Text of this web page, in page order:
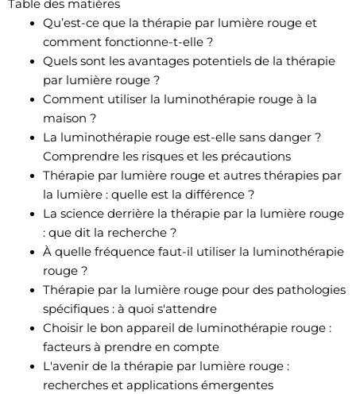
Table des matières
Qu’est-ce que la thérapie par lumière rouge et
comment fonctionne-t-elle ?
Quels sont les avantages potentiels de la thérapie
par lumière rouge ?
Comment utiliser la luminothérapie rouge à la
maison ?
La luminothérapie rouge est-elle sans danger ?
Comprendre les risques et les précautions
Thérapie par lumière rouge et autres thérapies par
la lumière : quelle est la différence ?
La science derrière la thérapie par la lumière rouge
: que dit la recherche ?
À quelle fréquence faut-il utiliser la luminothérapie
rouge ?
Thérapie par la lumière rouge pour des pathologies
spécifiques : à quoi s'attendre
Choisir le bon appareil de luminothérapie rouge :
facteurs à prendre en compte
L'avenir de la thérapie par lumière rouge :
recherches et applications émergentes